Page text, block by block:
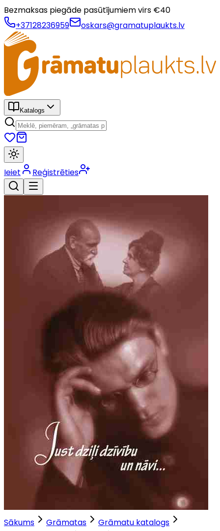
Bezmaksas piegāde pasūtījumiem virs €40
+37128236959
oskars@gramatuplaukts.lv
Katalogs
Ieiet Reģistrēties
Sākums Grāmatas
Grāmatu katalogs